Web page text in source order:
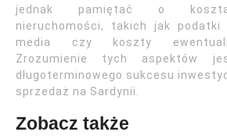
jednak pamiętać o
nieruchomości, takich jak podatki
media czy koszty
Zrozumienie tych aspektów
długoterminowego sukcesu
sprzedaż na Sardynii.
Zobacz także